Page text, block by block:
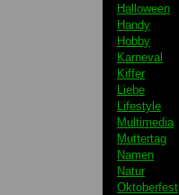
Halloween
Handy
Hobby
Karneval
Kiffer
Liebe
Lifestyle
Multimedia
Muttertag
Namen
Natur
Oktoberfest